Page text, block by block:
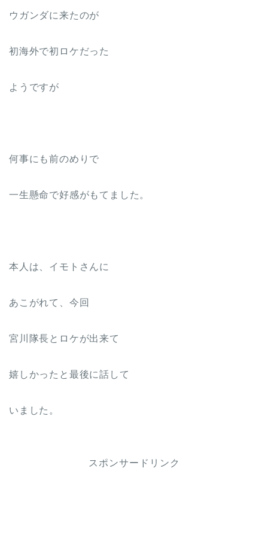
ウガンダに来たのが
初海外で初ロケだった
ようですが
何事にも前のめりで
一生懸命で好感がもてました。
本人は、イモトさんに
あこがれて、今回
宮川隊長とロケが出来て
嬉しかったと最後に話して
いました。
スポンサードリンク